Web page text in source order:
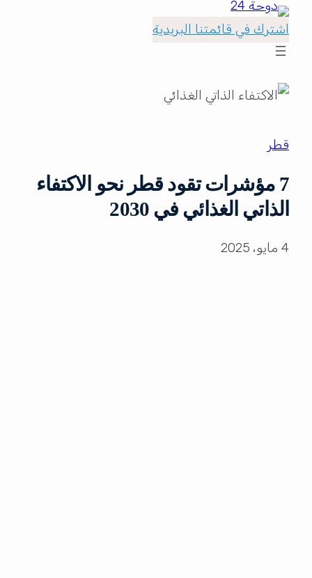
اشترك في قائمتنا البريدية
قطر
7 مؤشرات تقود قطر نحو الاكتفاء
الذاتي الغذائي في 2030
4 مايو، 2025